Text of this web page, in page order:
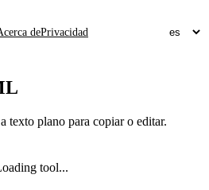
dePrivacidad
texto plano para copiar o editar.
tool...